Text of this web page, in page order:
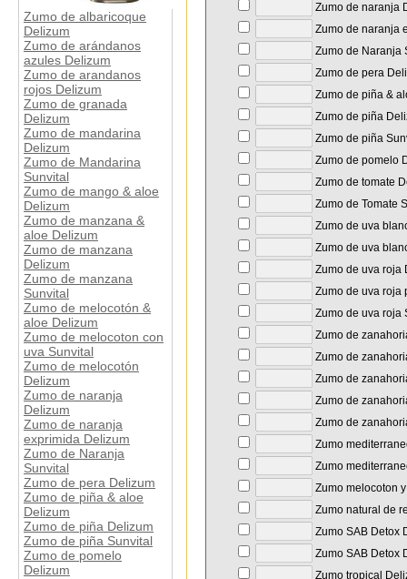
Zumo de albaricoque
Delizum
Zumo de arándanos
azules Delizum
Zumo de arandanos
rojos Delizum
Zumo de granada
Delizum
Zumo de mandarina
Delizum
Zumo de Mandarina
Sunvital
Zumo de mango & aloe
Delizum
Zumo de manzana &
aloe Delizum
Zumo de manzana
Delizum
Zumo de manzana
Sunvital
Zumo de melocotón &
aloe Delizum
Zumo de melocoton con
uva Sunvital
Zumo de melocotón
Delizum
Zumo de naranja
Delizum
Zumo de naranja
exprimida Delizum
Zumo de Naranja
Sunvital
Zumo de pera Delizum
Zumo de piña & aloe
Delizum
Zumo de piña Delizum
Zumo de piña Sunvital
Zumo de pomelo
Delizum
Zumo de naranja
Zumo de naranja
Zumo de Naranja
Zumo de pera
Zumo de piña &
Zumo de piña
Zumo de piña
Zumo de pomelo
Zumo de tomate
Zumo de Tomate
Zumo de uva
Zumo de uva
Zumo de uva roja
Zumo de uva roja
Zumo de uva roja
Zumo de
Zumo de
Zumo de
Zumo de
Zumo de
Zumo
Zumo
Zumo melocoton
Zumo natural de
Zumo SAB Detox
Zumo SAB Detox
Zumo tropical